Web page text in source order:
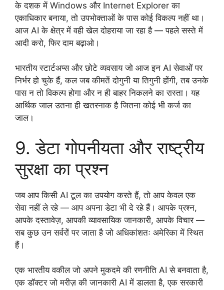
के दशक में Windows और Internet Explorer का
एकाधिकार बनाया, तो उपभोक्ताओं के पास कोई विकल्प नहीं था।
आज AI के क्षेत्र में वही खेल दोहराया जा रहा है — पहले सस्ते में
आदी करो, फिर दाम बढ़ाओ।
भारतीय स्टार्टअप्स और छोटे व्यवसाय जो आज इन AI सेवाओं पर
निर्भर हो चुके हैं, कल जब कीमतें दोगुनी या तिगुनी होंगी, तब उनके
पास न तो विकल्प होगा और न ही बाहर निकलने का रास्ता। यह
आर्थिक जाल उतना ही खतरनाक है जितना कोई भी कर्ज का
जाल।
9. डेटा गोपनीयता और राष्ट्रीय
सुरक्षा का प्रश्न
जब आप किसी AI टूल का उपयोग करते हैं, तो आप केवल एक
सेवा नहीं ले रहे — आप अपना डेटा भी दे रहे हैं। आपके प्रश्न,
आपके दस्तावेज़, आपकी व्यावसायिक जानकारी, आपके विचार —
सब कुछ उन सर्वरों पर जाता है जो अधिकांशतः अमेरिका में स्थित
हैं।
एक भारतीय वकील जो अपने मुकदमे की रणनीति AI से बनवाता है,
एक डॉक्टर जो मरीज़ की जानकारी AI में डालता है, एक सरकारी